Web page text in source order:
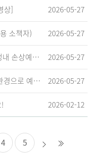
상] 2026-05-27
소책자) 2026-05-27
<쑥쑥 안전 놀이책> 영유아 가정내 손상예방_영유아 놀이형 교육 교재 2026-05-27
집에서 시작되는 사고, 안전한 환경으로 예방해요 2026-05-27
2026-02-12
4 5